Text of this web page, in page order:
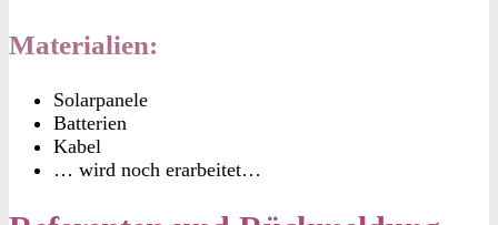
Materialien:
Solarpanele
Batterien
Kabel
… wird noch erarbeitet…